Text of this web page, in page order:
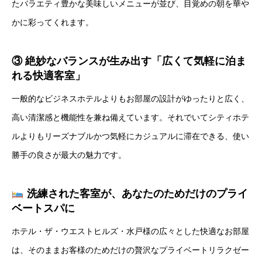
たバラエティ豊かな美味しいメニューが並び、目覚めの朝を華や
かに彩ってくれます。
③ 絶妙なバランスが生み出す「広くて気軽に泊ま
れる快適客室」
一般的なビジネスホテルよりもお部屋の設計がゆったりと広く、
高い清潔感と機能性を兼ね備えています。それでいてシティホテ
ルよりもリーズナブルかつ気軽にカジュアルに滞在できる、使い
勝手の良さが最大の魅力です。
洗練された客室が、あなたのためだけのプライ
ベートスパに
ホテル・ザ・ウエストヒルズ・水戸様の広々とした快適なお部屋
は、そのままお客様のためだけの贅沢なプライベートリラクゼー